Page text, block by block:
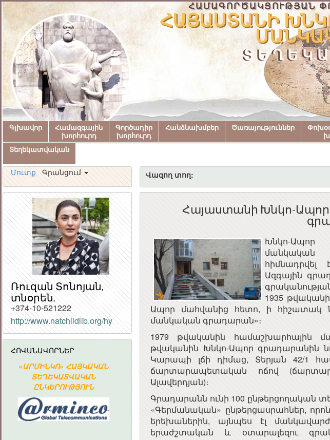
ՀԱՄԱԳՈՐԾԱԿՑՈՒԹՅԱՆ
ՀԱՅԱՍՏԱՆԻ
Գլխավոր
Համազգային
խորհուրդ
Գործադիր
խորհուրդ
Հանձնախմբեր Ծառայություններ
Տեղեկատվական
Մուտք Գրանցում Վազող տող:
Ռուզան Տոնոյան,
տնօրեն,
+374-10-521222
http://www.natchildlib.org/hy
ՀՈՎԱՆԱՎՈՐՆԵՐ
«ԱՐՄԻՆԿՈ» ՀԱՅԿԱԿԱՆ
ՏԵՂԵԿԱՏՎԱԿԱՆ
ԸՆԿԵՐՈՒԹՅՈՒՆ
Հայաստանի
Ակադեմիական
գիտահետազոտական
կոմպյուտերային ցանց
ՀԱՅԱՍՏԱՆԻ
Հայաստանի Խնկո-
Խնկո-Ապոր
Ազգային
1935
Ապոր մահվանից հետո, ի հիշատակ
մանկական գրադարան»։
1979 թվականին համաշխարհային
թվականին Խնկո-Ապոր գրադարանին
Կարապի լճի դիմաց, Տերյան 42/1
ճարտարապետական ոճով
Ալավերդյան)։
Գրադարանն ունի 100 ընթերցողական
«Գերմանական» ընթերցասրահներ,
երեխաներին, այնպես էլ
երաժշտական և օտարալեզու
ՀԱՅԱՍՏԱՆԻ
ՀԱՆՐԱՊԵՏՈՒԹՅԱՆ
ՀԱՆՐԱՅԻՆ ԽՈՐՀՈՒՐԴ